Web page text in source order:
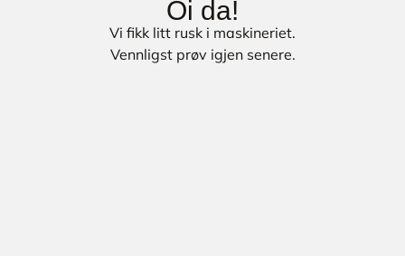
Oi da!
Vi fikk litt rusk i maskineriet.
Vennligst prøv igjen senere.